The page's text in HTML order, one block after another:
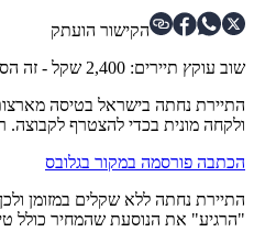
הקישור הועתק
שוב עוקץ תיירים: 2,400 שקל - זה הסכום ששילמה תיירת שנחתה בנתב"ג עבור מונית שלקחה לאילת. נסיעה במונית לאילת אמורה לעלות בין 1,000 ל-1,500 שקל, אלא שהתיירת נפלה לעוקץ של צמד נהגי מוניות.
ולקחה מונית בכדי להצטרף
הכתבה פורסמה במקור בגלובס
"הרגיע" את הנוסעת שהמחיר כולל